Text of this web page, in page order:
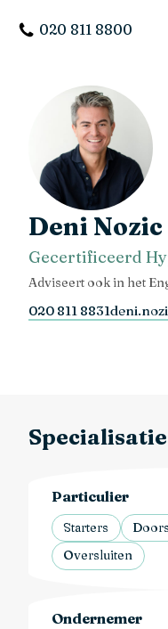
020 811 8800
Deni Nozic
Gecertificeerd
Adviseert ook in het
020 811 8831
Particulier
Starters
Oversluiten
Ondernemer